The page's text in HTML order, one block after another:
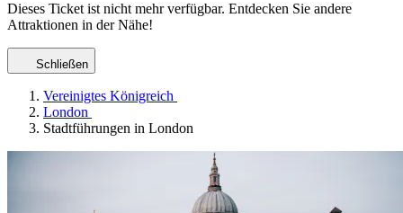
Dieses Ticket ist nicht mehr verfügbar. Entdecken Sie andere
Attraktionen in der Nähe!
Schließen
Vereinigtes Königreich
London
Stadtführungen in London